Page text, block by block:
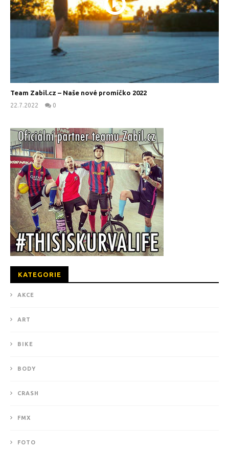
Team Zabil.cz – Naše nové promíčko 2022
22.7.2022
0
KATEGORIE
AKCE
ART
BIKE
BODY
CRASH
FMX
FOTO